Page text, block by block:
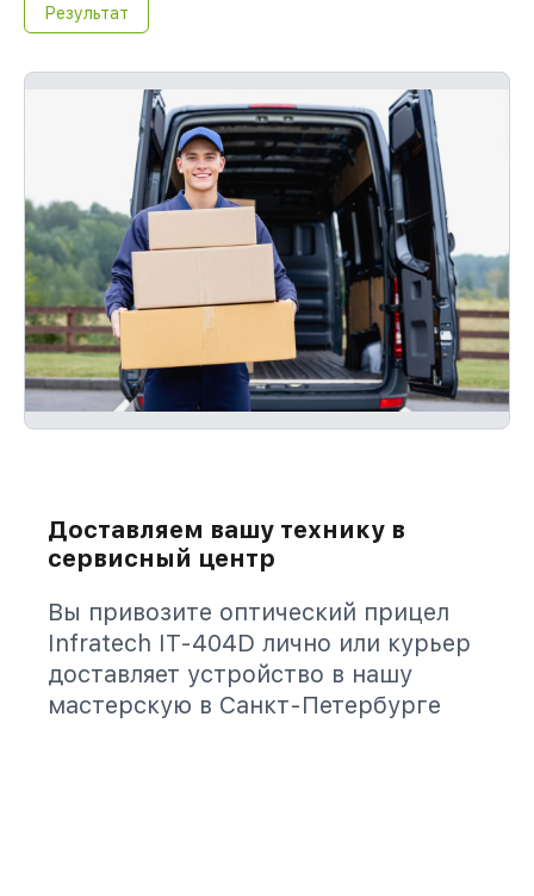
Результат
Доставляем вашу технику в
сервисный центр
Вы привозите оптический прицел
Infratech IT-404D лично или курьер
доставляет устройство в нашу
мастерскую в Санкт-Петербурге